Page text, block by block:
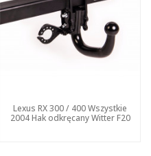
Lexus RX 300 / 400 Wszystkie
2004 Hak odkręcany Witter F20